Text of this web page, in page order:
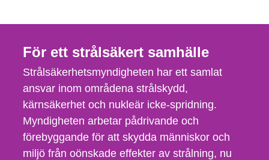
För ett strålsäkert samhälle
Strålsäkerhetsmyndigheten har ett samlat
ansvar inom områdena strålskydd,
kärnsäkerhet och nukleär icke-spridning.
Myndigheten arbetar pådrivande och
förebyggande för att skydda människor och
miljö från oönskade effekter av strålning, nu